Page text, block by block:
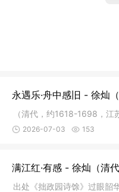
永遇乐·舟中感旧 - 徐灿（
（清代，约1618-1698，江
2026-07-03 153
满江红·有感 - 徐灿（清代
出处《拙政园诗馀》过眼韶